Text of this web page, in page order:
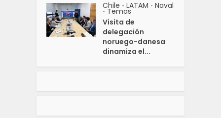
Chile • LATAM • Naval
• Temas
Visita de
delegación
noruego-danesa
dinamiza el...